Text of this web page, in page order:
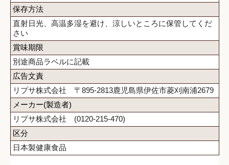
保存方法
直射日光、高温多湿を避け、涼しいところに保管してくだ
さい
賞味期限
別途商品ラベルに記載
広告文責
リプサ株式会社 〒895-2813鹿児島県伊佐市菱刈南浦2679
メーカー(製造者)
リプサ株式会社 (0120-215-470)
区分
日本製健康食品